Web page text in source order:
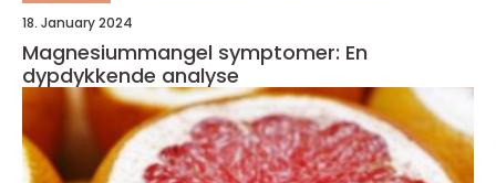
18. January 2024
Magnesiummangel symptomer: En
dypdykkende analyse